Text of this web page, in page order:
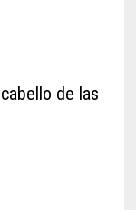
de las